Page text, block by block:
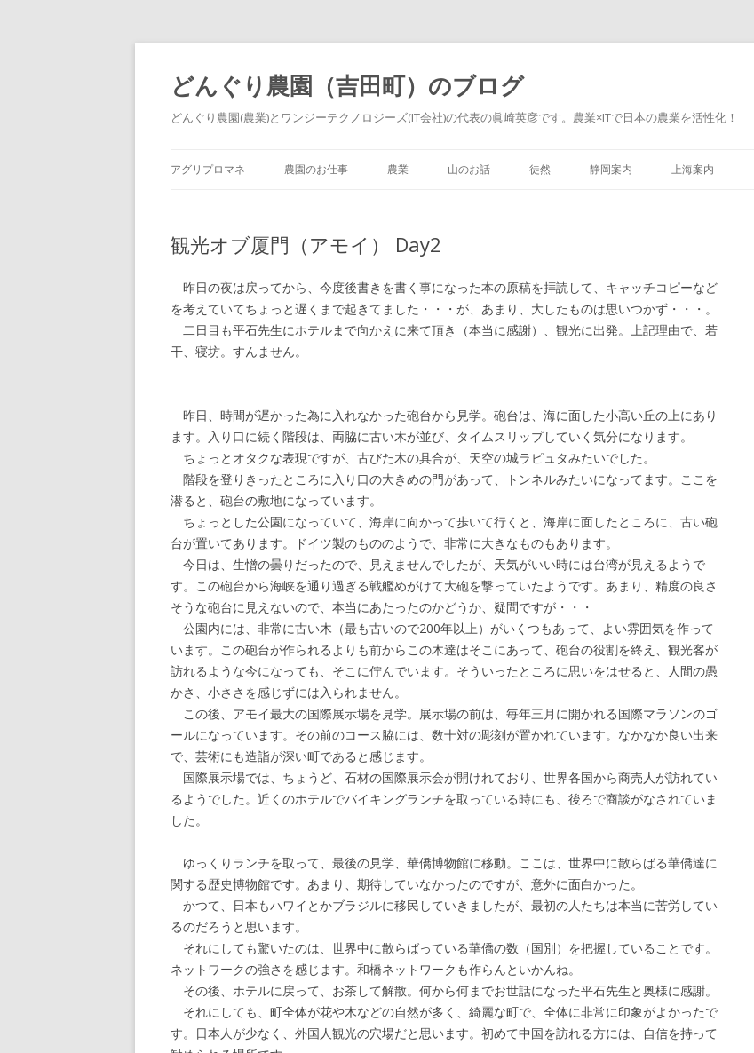
どんぐり農園（吉田町）のブログ
どんぐり農園(農業)とワンジーテクノロジーズ(IT会社)の代表の眞崎英彦です。農業×ITで日本の農業を活性化！
アグリプロマネ 農園のお仕事 農業 山のお話 徒然 静岡案内 上海案内
観光オブ厦門（アモイ） Day2
昨日の夜は戻ってから、今度後書きを書く事になった本の原稿を拝読して、キャッチコピーなど
を考えていてちょっと遅くまで起きてました・・・が、あまり、大したものは思いつかず・・・。
二日目も平石先生にホテルまで向かえに来て頂き（本当に感謝）、観光に出発。上記理由で、若
干、寝坊。すんません。
昨日、時間が遅かった為に入れなかった砲台から見学。砲台は、海に面した小高い丘の上にあり
ます。入り口に続く階段は、両脇に古い木が並び、タイムスリップしていく気分になります。
ちょっとオタクな表現ですが、古びた木の具合が、天空の城ラピュタみたいでした。
階段を登りきったところに入り口の大きめの門があって、トンネルみたいになってます。ここを
潜ると、砲台の敷地になっています。
ちょっとした公園になっていて、海岸に向かって歩いて行くと、海岸に面したところに、古い砲
台が置いてあります。ドイツ製のもののようで、非常に大きなものもあります。
今日は、生憎の曇りだったので、見えませんでしたが、天気がいい時には台湾が見えるようで
す。この砲台から海峡を通り過ぎる戦艦めがけて大砲を撃っていたようです。あまり、精度の良さ
そうな砲台に見えないので、本当にあたったのかどうか、疑問ですが・・・
公園内には、非常に古い木（最も古いので200年以上）がいくつもあって、よい雰囲気を作って
います。この砲台が作られるよりも前からこの木達はそこにあって、砲台の役割を終え、観光客が
訪れるような今になっても、そこに佇んでいます。そういったところに思いをはせると、人間の愚
かさ、小ささを感じずには入られません。
この後、アモイ最大の国際展示場を見学。展示場の前は、毎年三月に開かれる国際マラソンのゴ
ールになっています。その前のコース脇には、数十対の彫刻が置かれています。なかなか良い出来
で、芸術にも造詣が深い町であると感じます。
国際展示場では、ちょうど、石材の国際展示会が開けれており、世界各国から商売人が訪れてい
るようでした。近くのホテルでバイキングランチを取っている時にも、後ろで商談がなされていま
した。
ゆっくりランチを取って、最後の見学、華僑博物館に移動。ここは、世界中に散らばる華僑達に
関する歴史博物館です。あまり、期待していなかったのですが、意外に面白かった。
かつて、日本もハワイとかブラジルに移民していきましたが、最初の人たちは本当に苦労してい
るのだろうと思います。
それにしても驚いたのは、世界中に散らばっている華僑の数（国別）を把握していることです。
ネットワークの強さを感じます。和橋ネットワークも作らんといかんね。
その後、ホテルに戻って、お茶して解散。何から何までお世話になった平石先生と奥様に感謝。
それにしても、町全体が花や木などの自然が多く、綺麗な町で、全体に非常に印象がよかったで
す。日本人が少なく、外国人観光の穴場だと思います。初めて中国を訪れる方には、自信を持って